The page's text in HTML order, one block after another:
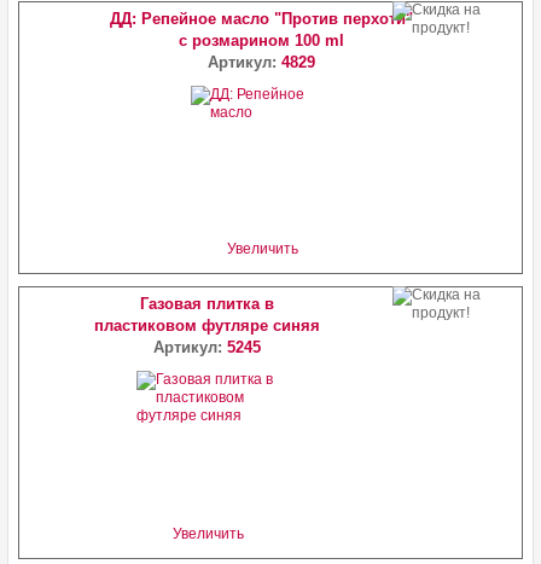
ДД: Репейное масло "Против перхоти"
с розмарином 100 ml
Артикул:4829
Увеличить
Газовая плитка в
пластиковом футляре синяя
Артикул:5245
Увеличить